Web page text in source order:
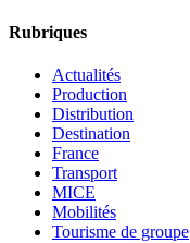
Rubriques
Actualités
Production
Distribution
Destination
France
Transport
MICE
Mobilités
Tourisme de groupe